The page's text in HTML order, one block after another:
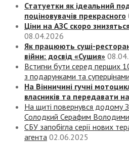
Статуетки як ідеальний
поціновувачів прекрасного
Ціни на АЗС скоро
08.04.2026
Як працюють суші-
війни: досвід «Сушия»
Встигни бути серед перших
з подарунками та суперцінами
На Вінничині гучні
власників та передавати
На щиті повернувся додому
Солодкий Серафим
СБУ запобігла серії нових
агента 02.06.2025